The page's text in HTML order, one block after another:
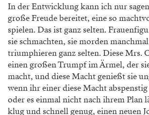
In der Entwicklung kann ich nur
große Freude bereitet, eine so
spielen. Das ist ganz selten.
sie schmachten, sie morden
triumphieren ganz selten. Diese Mrs.
einen großen Trumpf im Ärmel, der
macht, und diese Macht genießt sie
wenn ihr einer diese Macht
oder es einmal nicht nach ihrem Plan
klug und schnell genug, einen neuen